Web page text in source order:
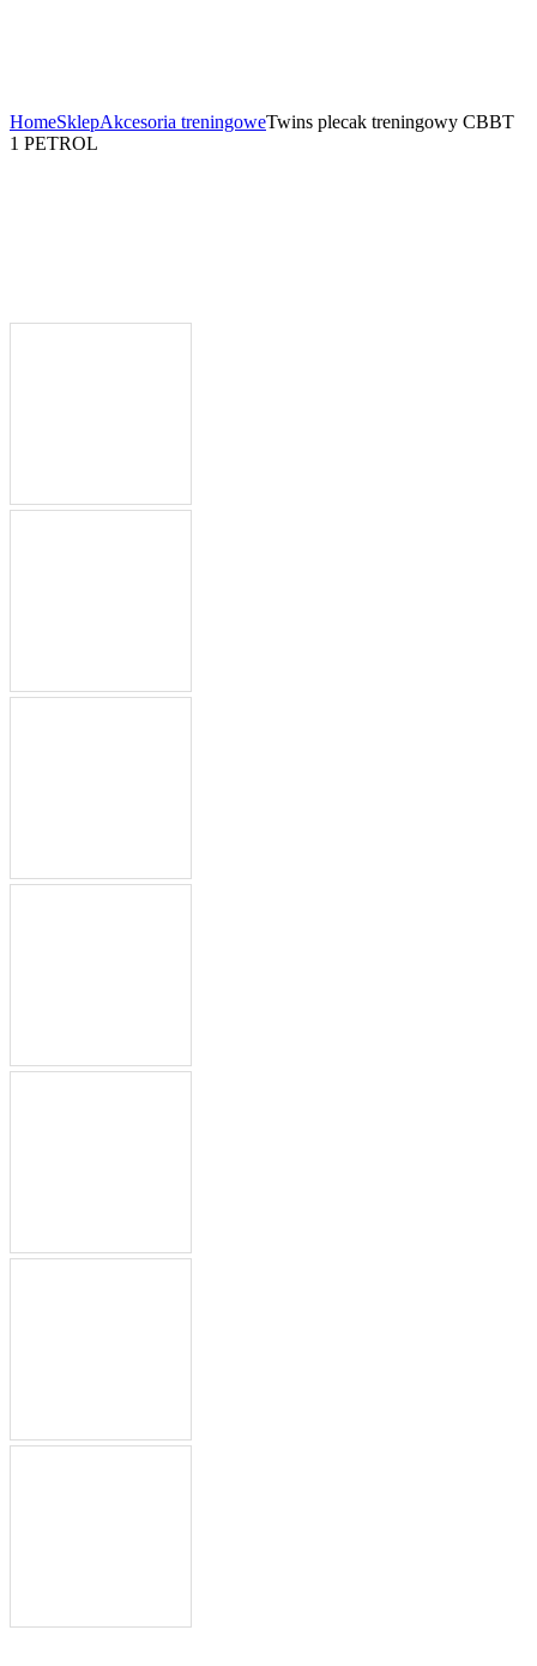
HomeSklepAkcesoria treningoweTwins plecak treningowy CBBT
1 PETROL